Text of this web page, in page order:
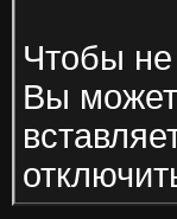
Чтобы
Вы